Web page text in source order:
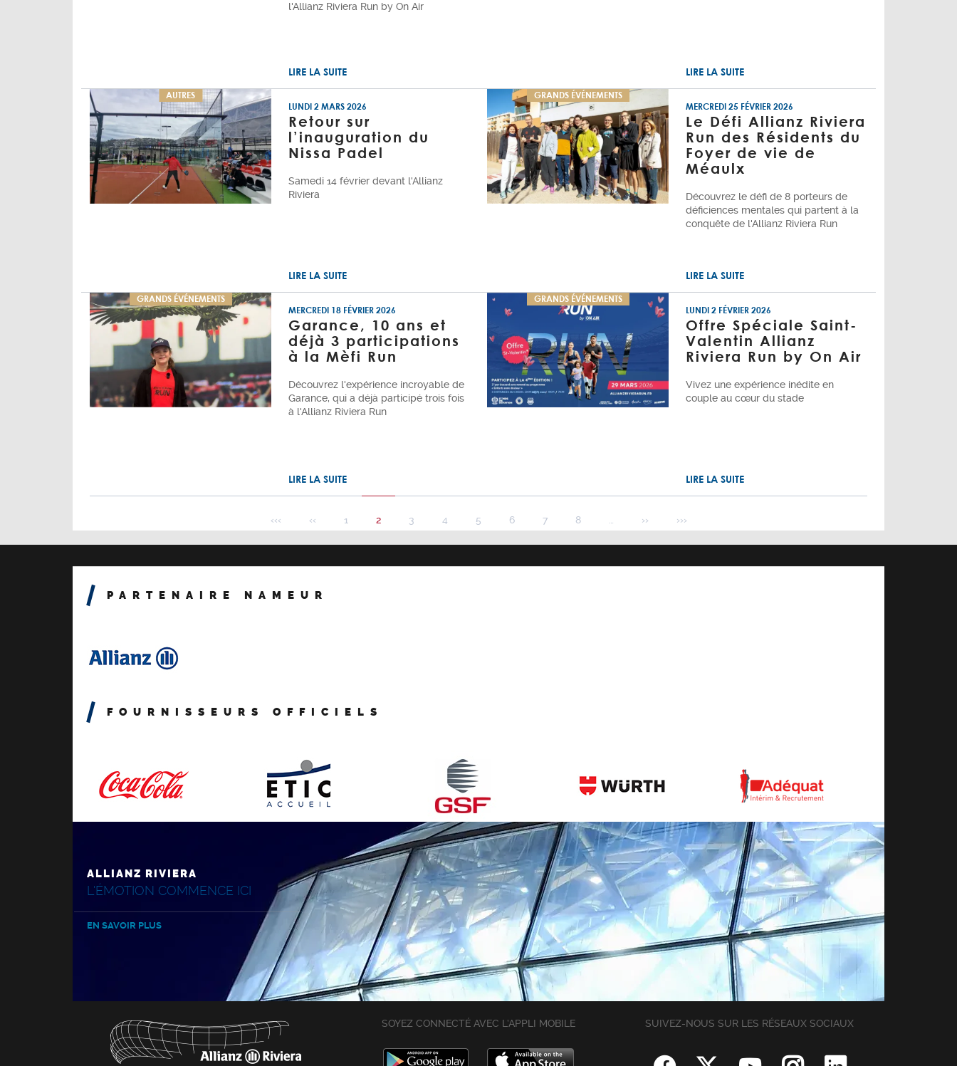
l'Allianz Riviera Run by On Air
LIRE LA SUITE LIRE LA SUITE
AUTRES
LUNDI 2 MARS 2026
Retour sur
l’inauguration du
Nissa Padel
Samedi 14 février devant l'Allianz
Riviera
LIRE LA SUITE
GRANDS ÉVÉNEMENTS
MERCREDI 25 FÉVRIER 2026
Le Défi Allianz Riviera
Run des Résidents du
Foyer de vie de
Méaulx
Découvrez le défi de 8 porteurs de
déficiences mentales qui partent à la
conquête de l'Allianz Riviera Run
LIRE LA SUITE
GRANDS ÉVÉNEMENTS
MERCREDI 18 FÉVRIER 2026
Garance, 10 ans et
déjà 3 participations
à la Mèfi Run
Découvrez l'expérience incroyable de
Garance, qui a déjà participé trois fois
à l'Allianz Riviera Run
LIRE LA SUITE
GRANDS ÉVÉNEMENTS
LUNDI 2 FÉVRIER 2026
Offre Spéciale Saint-
Valentin Allianz
Riviera Run by On Air
Vivez une expérience inédite en
couple au cœur du stade
LIRE LA SUITE
‹‹‹Première page
‹‹Page précédente
1 2 3 4 5 6 7 8 ››Page suivante
›››Dernière page
PARTENAIRE NAMEUR
FOURNISSEURS OFFICIELS
ALLIANZ RIVIERA
L'ÉMOTION COMMENCE ICI
EN SAVOIR PLUS
SOYEZ CONNECTÉ AVEC L’APPLI MOBILE SUIVEZ-NOUS SUR LES RÉSEAUX SOCIAUX